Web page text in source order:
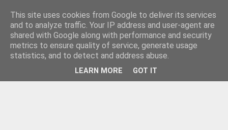
This site uses cookies from Google to deliver its services
and to analyze traffic. Your IP address and user-agent are
shared with Google along with performance and security
metrics to ensure quality of service, generate usage
statistics, and to detect and address abuse.
LEARN MORE GOT IT